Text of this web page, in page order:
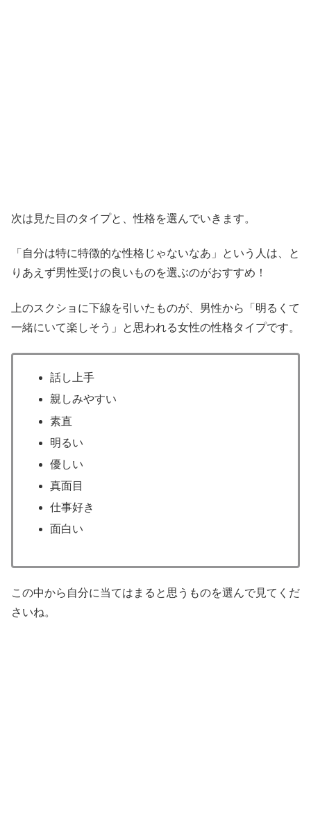
次は見た目のタイプと、性格を選んでいきます。
「自分は特に特徴的な性格じゃないなあ」という人は、と
りあえず男性受けの良いものを選ぶのがおすすめ！
上のスクショに下線を引いたものが、男性から「明るくて
一緒にいて楽しそう」と思われる女性の性格タイプです。
話し上手
親しみやすい
素直
明るい
優しい
真面目
仕事好き
面白い
この中から自分に当てはまると思うものを選んで見てくだ
さいね。